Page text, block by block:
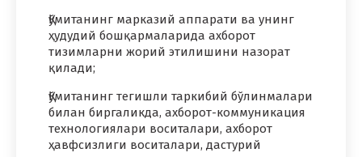
Қўмитанинг марказий аппарати ва унинг
ҳудудий бошқармаларида ахборот
тизимларни жорий этилишини назорат
қилади;
Қўмитанинг тегишли таркибий бўлинмалари
билан биргаликда, ахборот-коммуникация
технологиялари воситалари, ахборот
ҳавфсизлиги воситалари, дастурий